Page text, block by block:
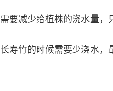
要减少给植株的浇水量，
寿竹的时候需要少浇水，